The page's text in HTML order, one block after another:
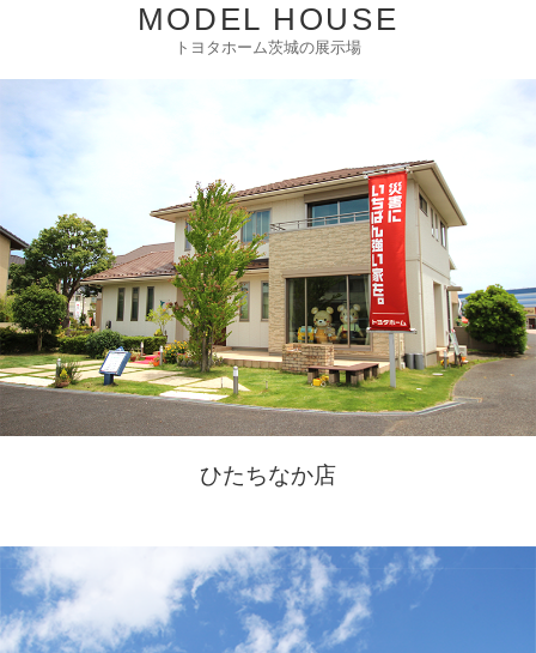
MODEL HOUSE
トヨタホーム茨城の展示場
ひたちなか店